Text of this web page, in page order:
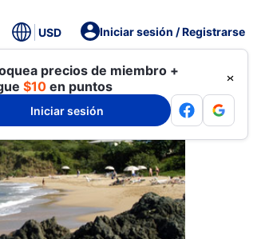
USD Iniciar sesión / Registrarse
precios de miembro +
$10 en puntos
Iniciar sesión